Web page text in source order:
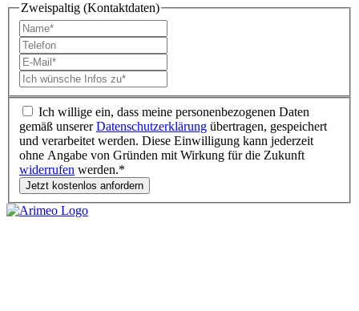
Zweispaltig (Kontaktdaten)
Ich willige ein, dass meine personenbezogenen Daten
gemäß unsererDatenschutzerklärung übertragen, gespeichert
und verarbeitet werden. Diese Einwilligung kann jederzeit
ohne Angabe von Gründen mit Wirkung für die Zukunft
widerrufen werden.*